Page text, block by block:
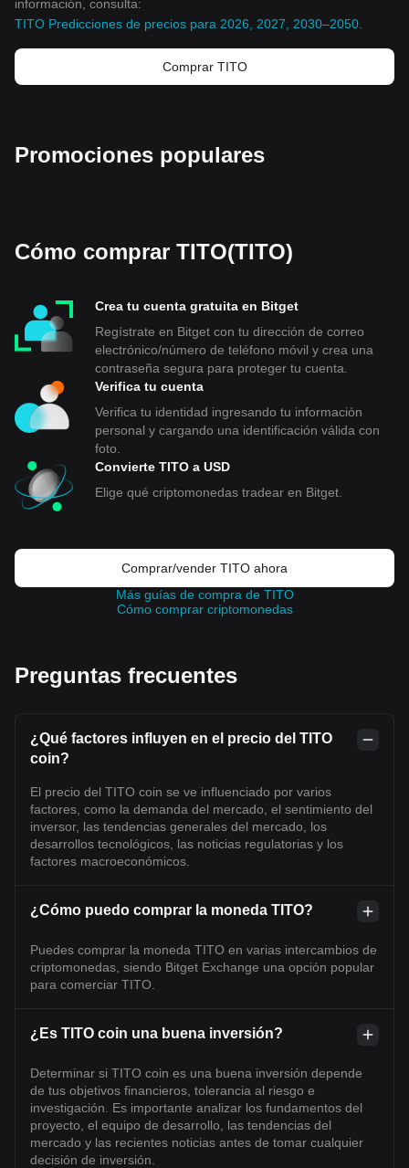
información, consulta:
TITO Predicciones de precios para 2026, 2027, 2030–2050
Comprar TITO
Promociones populares
Cómo comprar TITO(TITO)
Crea tu cuenta gratuita en Bitget
Regístrate en Bitget con tu dirección de correo
electrónico/número de teléfono móvil y crea una
contraseña segura para proteger tu cuenta.
Verifica tu cuenta
Verifica tu identidad ingresando tu información
personal y cargando una identificación válida con
foto.
Convierte TITO a USD
Elige qué criptomonedas tradear en Bitget.
Comprar/vender TITO ahora
Más guías de compra de TITO
Cómo comprar criptomonedas
Preguntas frecuentes
¿Qué factores influyen en el precio del TITO
coin?
El precio del TITO coin se ve influenciado por varios
factores, como la demanda del mercado, el sentimiento del
inversor, las tendencias generales del mercado, los
desarrollos tecnológicos, las noticias regulatorias y los
factores macroeconómicos.
¿Cómo puedo comprar la moneda TITO?
Puedes comprar la moneda TITO en varias intercambios de
criptomonedas, siendo Bitget Exchange una opción popular
para comerciar TITO.
¿Es TITO coin una buena inversión?
Determinar si TITO coin es una buena inversión depende
de tus objetivos financieros, tolerancia al riesgo e
investigación. Es importante analizar los fundamentos del
proyecto, el equipo de desarrollo, las tendencias del
mercado y las recientes noticias antes de tomar cualquier
decisión de inversión.